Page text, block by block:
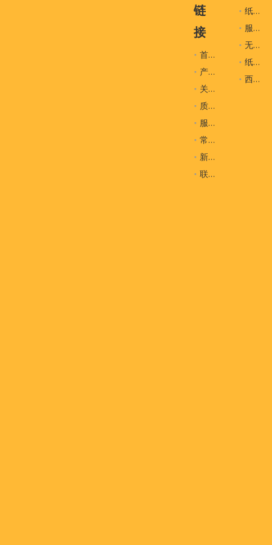
链
接
首页
产品
关于我们
质量控制
服务
常问问题
新闻
联系我们
纸袋
服装辅料
无纺布袋
纸盒
西装袋